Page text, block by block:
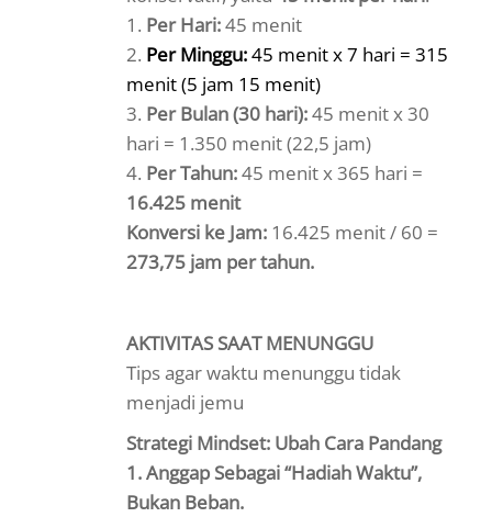
1. Per Hari:45 menit
2. Per Minggu:45 menit x 7 hari = 315
menit (5 jam 15 menit)
3. Per Bulan (30 hari):45 menit x 30
hari = 1.350 menit (22,5 jam)
4. Per Tahun:45 menit x 365 hari =
16.425 menit
Konversi ke Jam: 16.425 menit / 60 =
273,75 jam per tahun.
AKTIVITAS SAAT MENUNGGU
Tips agar waktu menunggu tidak
menjadi jemu
Strategi Mindset: Ubah Cara Pandang
1. Anggap Sebagai “Hadiah Waktu”,
Bukan Beban.